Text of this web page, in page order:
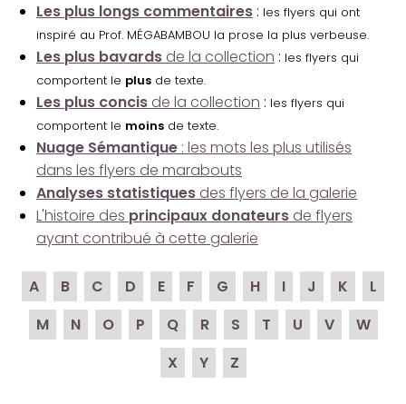
Les plus longs commentaires : les flyers qui ont
inspiré au Prof. MÉGABAMBOU la prose la plus verbeuse.
Les plus bavards de la collection : les flyers qui
comportent le plus de texte.
Les plus concis de la collection : les flyers qui
comportent le moins de texte.
Nuage Sémantique : les mots les plus utilisés
dans les flyers de marabouts
Analyses statistiques des flyers de la galerie
L'histoire des principaux donateurs de flyers
ayant contribué à cette galerie
A B C D E F G H I J K
L
M
N O P Q R S T U V
W
X
Y Z